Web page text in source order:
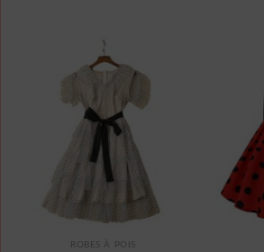
ROBES À POIS